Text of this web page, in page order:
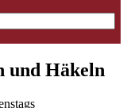
und Häkeln